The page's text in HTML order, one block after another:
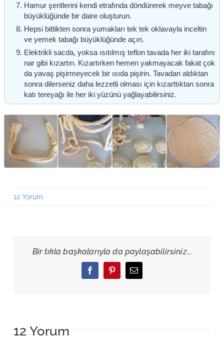
Hamur şeritlerini kendi etrafında döndürerek meyve tabağı
büyüklüğünde bir daire oluşturun.
Hepsi bittikten sonra yumakları tek tek oklavayla inceltin
ve yemek tabağı büyüklüğünde açın.
Elektrikli sacda, yoksa ısıtılmış teflon tavada her iki tarafını
nar gibi kızartın. Kızartırken hemen yakmayacak fakat çok
da yavaş pişirmeyecek bir ısıda pişirin. Tavadan aldıktan
sonra dilerseniz daha lezzetli olması için kızarttıktan sonra
katı tereyağı ile her iki yüzünü yağlayabilirsiniz.
12 Yorum
Bir tıkla başkalarıyla da paylaşabilirsiniz...
FacebookPinterestEmail
12 Yorum